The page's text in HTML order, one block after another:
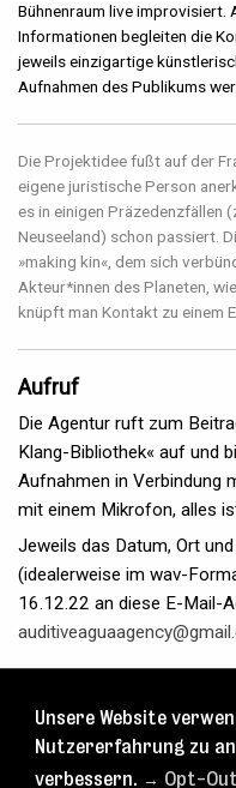
Unsere Website
Nutzererfahrung zu
verbessern. → Opt-Out
Bühnenraum live improvisiert.
Informationen begleiten die
jeweils einzigartige
Aufnahmen des Publikums
Die Projektidee fußt auf der
eigene juristische Person
es in einigen Präzedenzfällen
Neuseeland) schon passiert.
»making kin«, dem sich
Akteur*innen des Planeten,
knüpft man Kontakt zu einem
Aufruf
Die Agentur ruft zum
Klang-Bibliothek« auf und
Aufnahmen in Verbindung
mit einem Mikrofon, alles
Jeweils das Datum, Ort
(idealerweise im wav-
16.12.22 an diese E-Mail-
Termine
Öffnungszeiten
Fr 16.12., 21 Uhr — Sa
Sprechzeiten(moderierte